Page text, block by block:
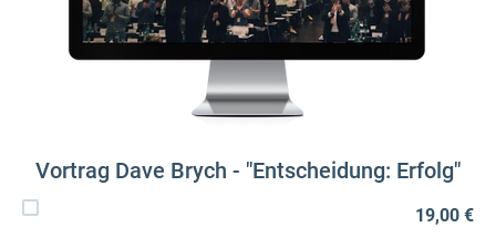
Vortrag Dave Brych - "Entscheidung: Erfolg"
19,00 €